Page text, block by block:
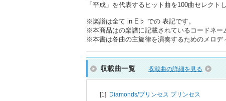
「平成」を代表するヒット曲を100曲セレク
※楽譜は全て in E♭ での 表記です。
※本商品はの楽譜に記載されているコードネー
※本書は各曲の主旋律を演奏するためのメロデ
収載曲一覧 収載曲の詳細を見る
[1] Diamonds/プリンセス プリンセス